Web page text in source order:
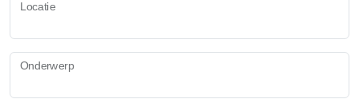
Locatie
Onderwerp